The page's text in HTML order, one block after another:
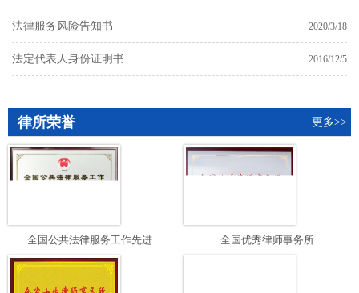
法律服务风险告知书 2020/3/18
法定代表人身份证明书 2016/12/5
律所荣誉 更多>>
全国公共法律服务工作先进.. 全国优秀律师事务所